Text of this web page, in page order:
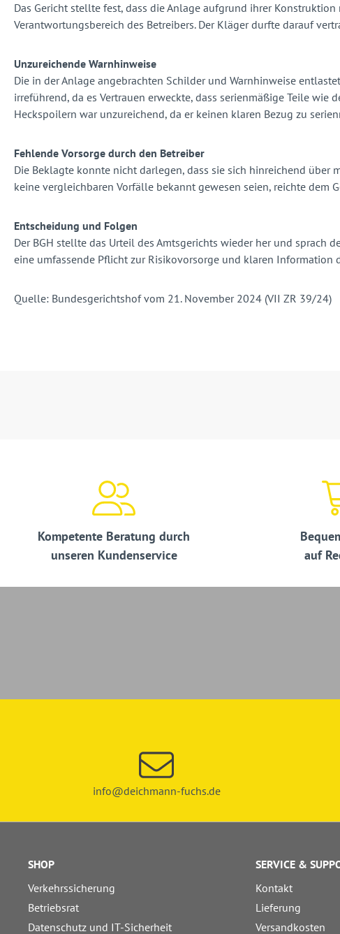
Das Gericht stellte fest, dass die Anlage aufgrund ihrer
Verantwortungsbereich des Betreibers. Der Kläger durfte darauf
Unzureichende Warnhinweise
Die in der Anlage angebrachten Schilder und Warnhinweise
irreführend, da es Vertrauen erweckte, dass serienmäßige Teile
Heckspoilern war unzureichend, da er keinen klaren Bezug zu
Fehlende Vorsorge durch den Betreiber
Die Beklagte konnte nicht darlegen, dass sie sich hinreichend
keine vergleichbaren Vorfälle bekannt gewesen seien, reichte dem
Entscheidung und Folgen
Der BGH stellte das Urteil des Amtsgerichts wieder her und sprach
eine umfassende Pflicht zur Risikovorsorge und klaren Information
Quelle: Bundesgerichtshof vom 21. November 2024 (VII ZR 39/24)
Kompetente Beratung durch
unseren Kundenservice
auf
info@deichmann-fuchs.de
SHOP
Verkehrssicherung
Betriebsrat
Datenschutz und IT-Sicherheit
SERVICE &
Kontakt
Lieferung
Versandkosten